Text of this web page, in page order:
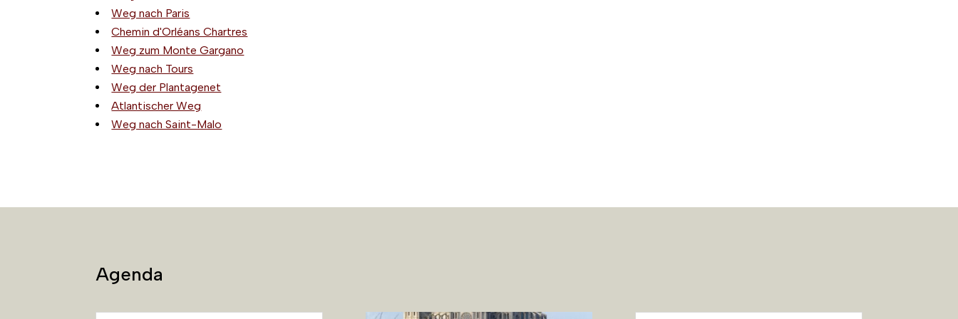
Weg nach Paris
Chemin d'Orléans Chartres
Weg zum Monte Gargano
Weg nach Tours
Weg der Plantagenet
Atlantischer Weg
Weg nach Saint-Malo
Agenda